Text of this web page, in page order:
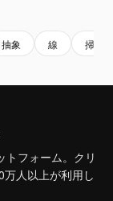
抽象 線 掃除
トフォーム。クリ
人以上が利用し